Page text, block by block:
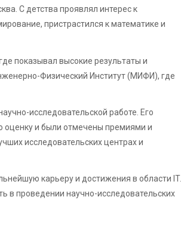
С детства проявлял интерес к
пристрастился к математике и
показывал высокие результаты и
Физический Институт (МИФИ), где
исследовательской работе. Его
оценку и были отмечены премиями и
исследовательских центрах и
карьеру и достижения в области IT.
в проведении научно-исследовательских